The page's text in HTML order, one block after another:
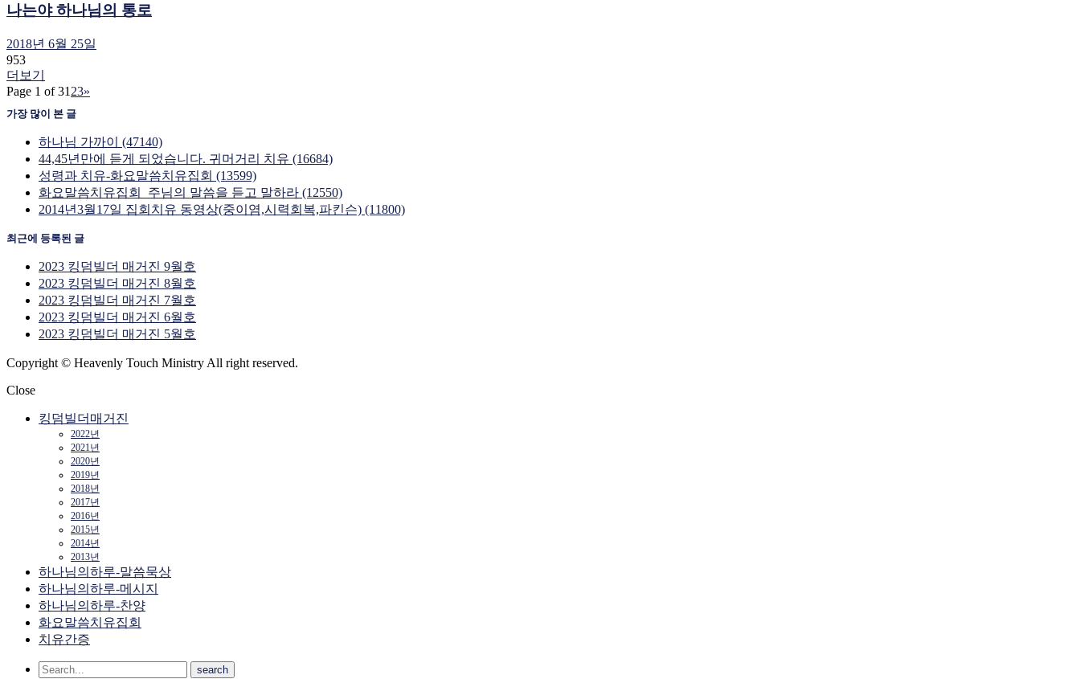
나는야 하나님의 통로
2018년 6월 25일
953
더보기
Page 1 of 31 23»
가장 많이 본 글
하나님 가까이 (47140)
44,45년만에 듣게 되었습니다. 귀머거리 치유 (16684)
성령과 치유-화요말씀치유집회 (13599)
화요말씀치유집회_주님의 말씀을 듣고 말하라 (12550)
2014년3월17일 집회치유 동영상(중이염,시력회복,파킨슨) (11800)
최근에 등록된 글
2023 킹덤빌더 매거진 9월호
2023 킹덤빌더 매거진 8월호
2023 킹덤빌더 매거진 7월호
2023 킹덤빌더 매거진 6월호
2023 킹덤빌더 매거진 5월호
Copyright © Heavenly Touch Ministry All right reserved.
Close
킹덤빌더매거진
2022년
2021년
2020년
2019년
2018년
2017년
2016년
2015년
2014년
2013년
하나님의하루-말씀묵상
하나님의하루-메시지
하나님의하루-찬양
화요말씀치유집회
치유간증